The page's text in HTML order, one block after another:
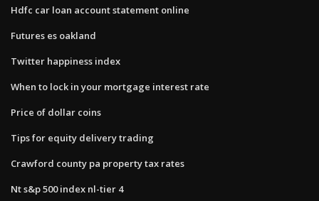
Hdfc car loan account statement online
Futures es oakland
Twitter happiness index
When to lock in your mortgage interest rate
Price of dollar coins
Tips for equity delivery trading
Crawford county pa property tax rates
Nt s&p 500 index nl-tier 4